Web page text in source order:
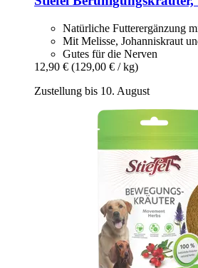
Natürliche Futterergänzung
Mit Melisse, Johanniskraut
Gutes für die Nerven
12,90 € (129,00 € / kg)
Zustellung bis 10. August